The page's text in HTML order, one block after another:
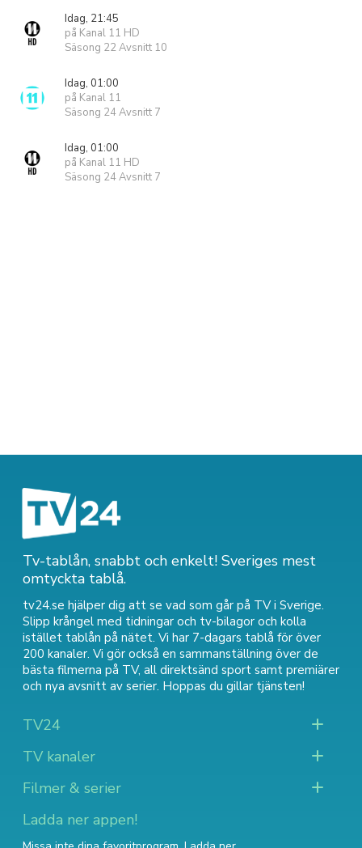
Idag, 21:45
på Kanal 11 HD
Säsong 22 Avsnitt 10
Idag, 01:00
på Kanal 11
Säsong 24 Avsnitt 7
Idag, 01:00
på Kanal 11 HD
Säsong 24 Avsnitt 7
Tv-tablån, snabbt och enkelt! Sveriges mest
omtyckta tablå.
tv24.se hjälper dig att se vad som går på TV i Sverige.
Slipp krångel med tidningar och tv-bilagor och kolla
istället tablån på nätet. Vi har 7-dagars tablå för över
200 kanaler. Vi gör också en sammanställning över de
bästa filmerna på TV, all direktsänd sport samt premiärer
och nya avsnitt av serier. Hoppas du gillar tjänsten!
TV24
TV kanaler
Filmer & serier
Ladda ner appen!